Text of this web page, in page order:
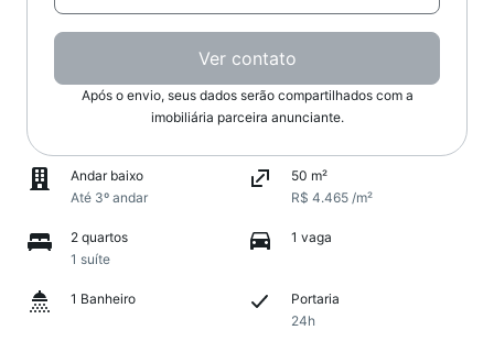
Ver contato
Após o envio, seus dados serão compartilhados com a
imobiliária parceira anunciante.
Andar baixo
Até 3º andar
50 m²
R$ 4.465 /m²
2 quartos
1 suíte
1 vaga
1 Banheiro
Portaria
24h